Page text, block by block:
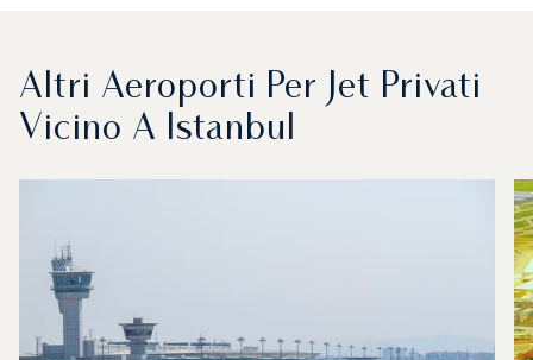
Altri Aeroporti Per Jet Privati
Vicino A Istanbul